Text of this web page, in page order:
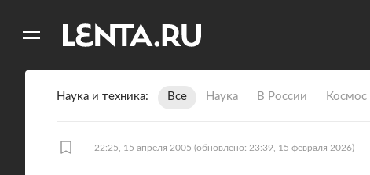
Наука и техника Все Наука В России Космос
22:25, 15 апреля 2005 (обновлено: 23:39, 15 февраля 2026)